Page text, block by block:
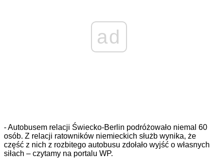
ad
- Autobusem relacji Świecko-Berlin podróżowało niemal 60
osób. Z relacji ratowników niemieckich służb wynika, że
część z nich z rozbitego autobusu zdołało wyjść o własnych
siłach – czytamy na portalu WP.